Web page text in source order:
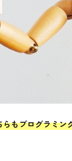
もプログラミン